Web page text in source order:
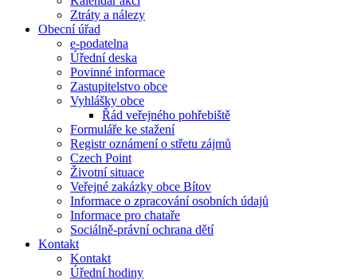
Ztráty a nálezy
Obecní úřad
e-podatelna
Úřední deska
Povinné informace
Zastupitelstvo obce
Vyhlášky obce
Řád veřejného pohřebiště
Formuláře ke stažení
Registr oznámení o střetu zájmů
Czech Point
Životní situace
Veřejné zakázky obce Bítov
Informace o zpracování osobních údajů
Informace pro chataře
Sociálně-právní ochrana dětí
Kontakt
Kontakt
Úřední hodiny